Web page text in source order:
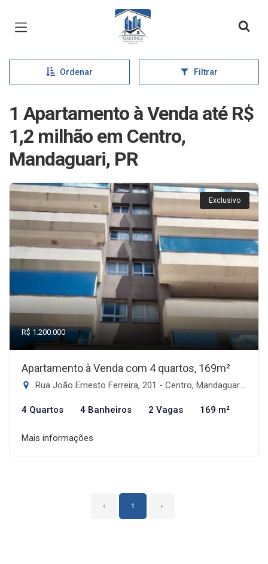
Página inicial
Ordenar Filtrar
1 Apartamento à Venda até R$
1,2 milhão em Centro,
Mandaguari, PR
Exclusivo
R$ 1.200.000
Apartamento à Venda com 4 quartos, 169m²
Rua João Ernesto Ferreira, 201 - Centro, Mandaguari-PR
4 Quartos 4 Banheiros 2 Vagas 169 m²
Mais informações
‹ 1 ›